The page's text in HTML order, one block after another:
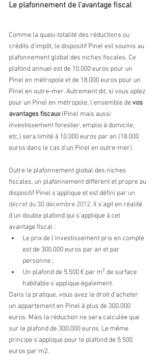
Le plafonnement de l'avantage fiscal
Comme la quasi-totalité des réductions ou
crédits d'impôt, le dispositif Pinel est soumis au
plafonnement global des niches fiscales. Ce
plafond annuel est de 10.000 euros pour un
Pinel en métropole et de 18.000 euros pour un
Pinel en outre-mer. Autrement dit, si vous optez
pour un Pinel en métropole, l'ensemble de vos
avantages fiscaux (Pinel mais aussi
investissement forestier, emploi à domicile,
etc.) sera limité à 10.000 euros par an (18.000
euros dans le cas d'un Pinel en outre-mer).
Outre le plafonnement global des niches
fiscales, un plafonnement différent et propre au
dispositif Pinel s'applique et est défini par un
décret du 30 décembre 2012. Il s'agit en réalité
d'un double plafond qui s'applique à cet
avantage fiscal :
Le prix de l'investissement pris en compte
est de 300.000 euros par an et par
personne ;
Un plafond de 5.500 € par m² de surface
habitable s'applique également.
Dans la pratique, vous avez le droit d'acheter
un appartement en Pinel à plus de 300.000
euros. Mais la réduction ne sera calculée que
sur le plafond de 300.000 euros. Le même
principe s'applique pour le plafond de 5.500
euros par m2.